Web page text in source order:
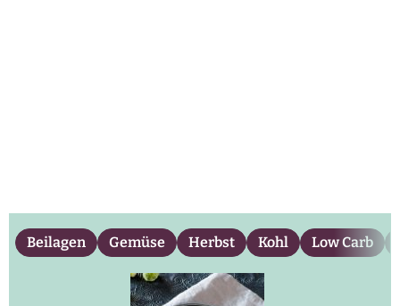
Beilagen Gemüse Herbst Kohl Low Carb